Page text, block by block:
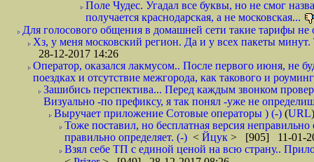
Поле Чудес. Угадал все буквы, но не смог
получается краснодарская, а не московская...
Для голосового общения в домашней сети такие тарифы не
Хз, у меня московский регион. Да и у всех пакеты
28-12-2017 14:26
Оператор, оказался лакмусом.. После первого июня, не
поездках и отсутствие межгорода, как такового и
Зашибись перспектива... Перед каждым звонком
Визуально -по префиксу, я так понял -уже не
Выручает приложение Сотовые операторы ) (-) (URL
Тоже поставил, но бесплатная версия
правильно определяет. (-) < Йцук > [905] 11-01-
Взял себе ТП с единой ценой на всю страну..